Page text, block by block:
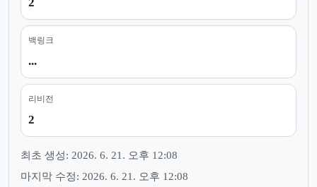
백링크
...
리비전
2
최초 생성: 2026. 6. 21. 오후 12:08
마지막 수정: 2026. 6. 21. 오후 12:08